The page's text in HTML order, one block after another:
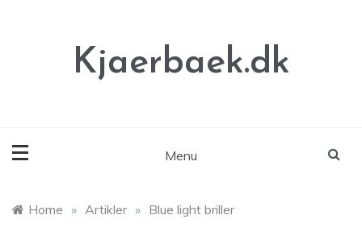
Kjaerbaek.dk
Menu
Home » Artikler » Blue light briller